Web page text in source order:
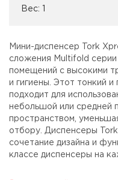
Вес:
Мини-диспенсер Tork
сложения Multifold серии
помещений с высокими
и гигиены. Этот тонкий
подходит для
небольшой или средней
пространством,
отбору. Диспенсеры
сочетание дизайна и
классе диспенсеры на